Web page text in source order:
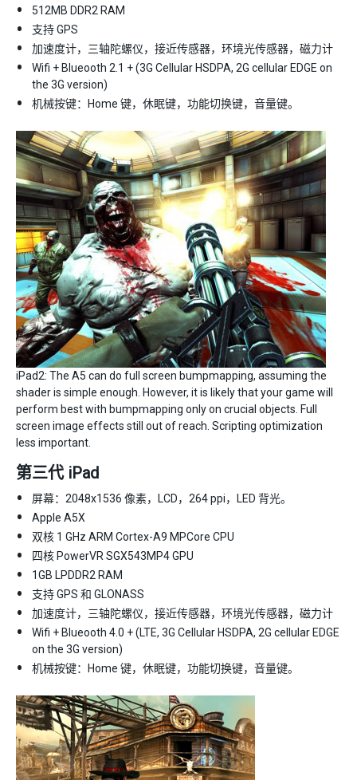
512MB DDR2 RAM
支持 GPS
加速度计，三轴陀螺仪，接近传感器，环境光传感器，磁力计
Wifi + Blueooth 2.1 + (3G Cellular HSDPA, 2G cellular EDGE on
the 3G version)
机械按键：Home 键，休眠键，功能切换键，音量键。
iPad2: The A5 can do full screen bumpmapping, assuming the
shader is simple enough. However, it is likely that your game will
perform best with bumpmapping only on crucial objects. Full
screen image effects still out of reach. Scripting optimization
less important.
第三代 iPad
屏幕：2048x1536 像素，LCD，264 ppi，LED 背光。
Apple A5X
双核 1 GHz ARM Cortex-A9 MPCore CPU
四核 PowerVR SGX543MP4 GPU
1GB LPDDR2 RAM
支持 GPS 和 GLONASS
加速度计，三轴陀螺仪，接近传感器，环境光传感器，磁力计
Wifi + Blueooth 4.0 + (LTE, 3G Cellular HSDPA, 2G cellular EDGE
on the 3G version)
机械按键：Home 键，休眠键，功能切换键，音量键。